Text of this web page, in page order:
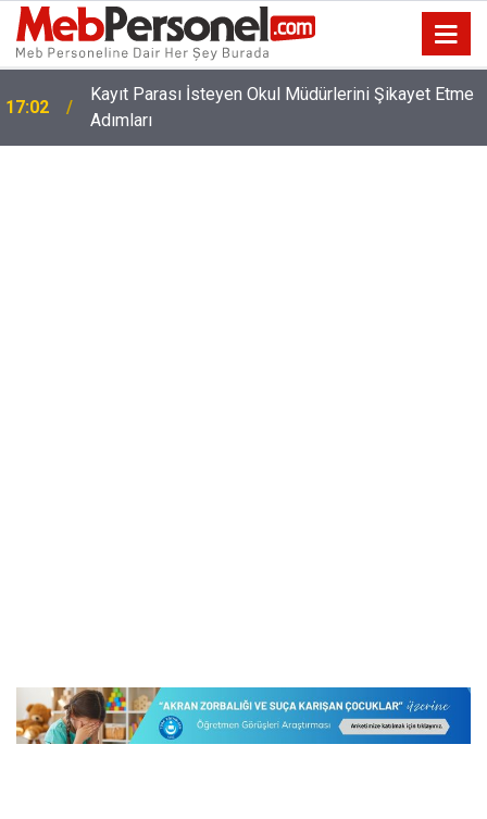
16:32
Özür Grubu İl Emri Tayini Bekleyen Öğretmenlere
Kötü Haber